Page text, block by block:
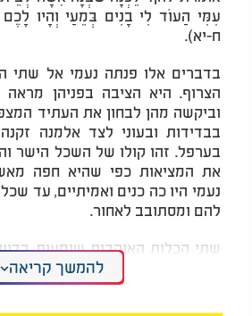
עִמִּי הַעוֹד לִי בָנִים בְּמֵעַי וְהָיוּ
ח-יא).
בדברים אלו פנתה נעמי אל שתי
הצרוף. היא הציבה בפניהן
וביקשה מהן לבחון את העתיד
בבדידות ובעוני לצד אלמנה
בערפל. זהו קולו של השכל הישר
את המציאות כפי שהיא חפה
נעמי היו כה כנים ואמיתיים, עד
להם ומסתובב לאחור.
שתי הכלות האוהבות שומעות
אך מגיבות אליהן באופן שונה:
וַתִּשַּׁק עָרְפָּה לַחֲמוֹתָהּ וְרוּת דָּבְקָה
להמשך קריאה